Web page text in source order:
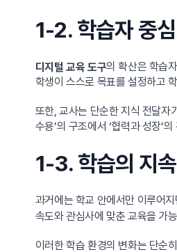
1-2. 학습자 중
디지털 교육 도구의 확산은 학습
학생이 스스로 목표를 설정하고
또한, 교사는 단순한 지식 전달자
수용’의 구조에서 ‘협력과 성장’
1-3. 학습의 지
과거에는 학교 안에서만 이루어
속도와 관심사에 맞춘 교육을 가
이러한 학습 환경의 변화는 단순